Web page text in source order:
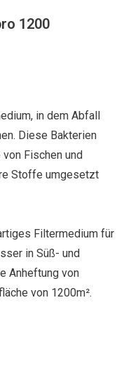
1200
in dem Abfall
Diese Bakterien
Fischen und
Stoffe umgesetzt
Filtermedium für
in Süß- und
Anheftung von
von 1200m².